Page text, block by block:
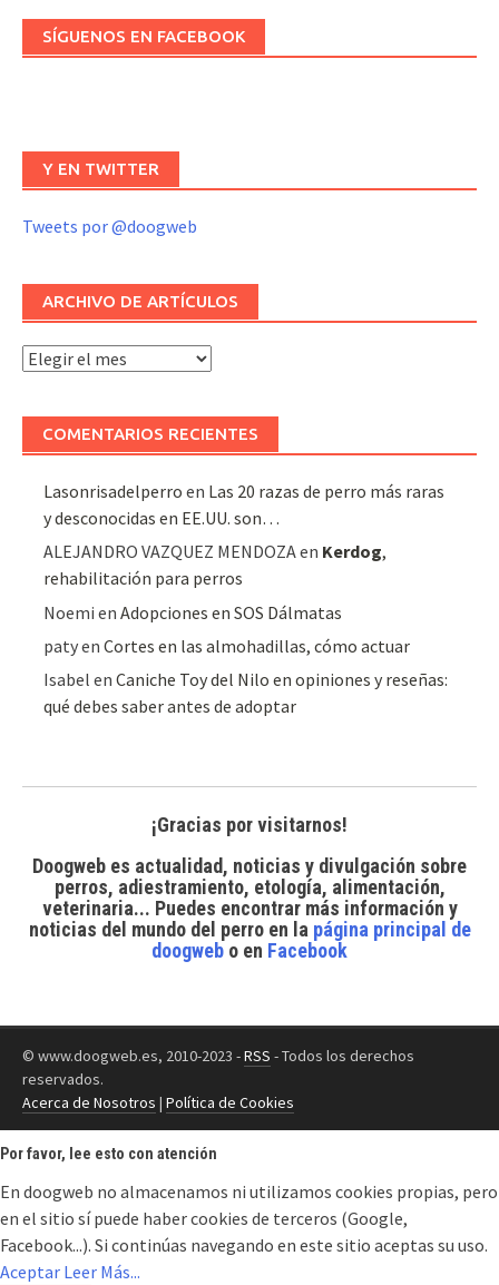
SÍGUENOS EN FACEBOOK
Y EN TWITTER
Tweets por @doogweb
ARCHIVO DE ARTÍCULOS
Archivo
COMENTARIOS RECIENTES
Lasonrisadelperro en Las 20 razas de perro más raras
y desconocidas en EE.UU. son…
ALEJANDRO VAZQUEZ MENDOZAen Kerdog,
rehabilitación para perros
Noemi enAdopciones en SOS Dálmatas
patyenCortes en las almohadillas, cómo actuar
Isabel enCaniche Toy del Nilo en opiniones y reseñas:
qué debes saber antes de adoptar
¡Gracias por visitarnos!
Doogweb es actualidad, noticias y divulgación sobre
perros, adiestramiento, etología, alimentación,
veterinaria... Puedes encontrar más información y
noticias del mundo del perroen la página principal de
doogweb o en Facebook
© www.doogweb.es, 2010-2023 -RSS - Todos los derechos
reservados.
Acerca de Nosotros | Política de Cookies
Por favor, lee esto con atención
En doogweb no almacenamos ni utilizamos cookies propias, pero
en el sitio sí puede haber cookies de terceros (Google,
Facebook...). Si continúas navegando en este sitio aceptas su uso.
Aceptar Leer Más...